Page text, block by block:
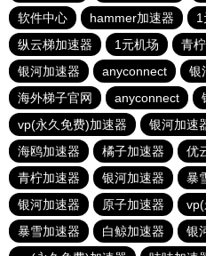
软件中心
hammer加速器 1
纵云梯加速器
1元机场 青
银河加速器
anyconnect 银
海外梯子官网
anyconnect
vp(永久免费)加速器
银河加速
海鸥加速器
橘子加速器 优
青柠加速器
银河加速器 暴
银河加速器
原子加速器
暴雪加速器
白鲸加速器
银